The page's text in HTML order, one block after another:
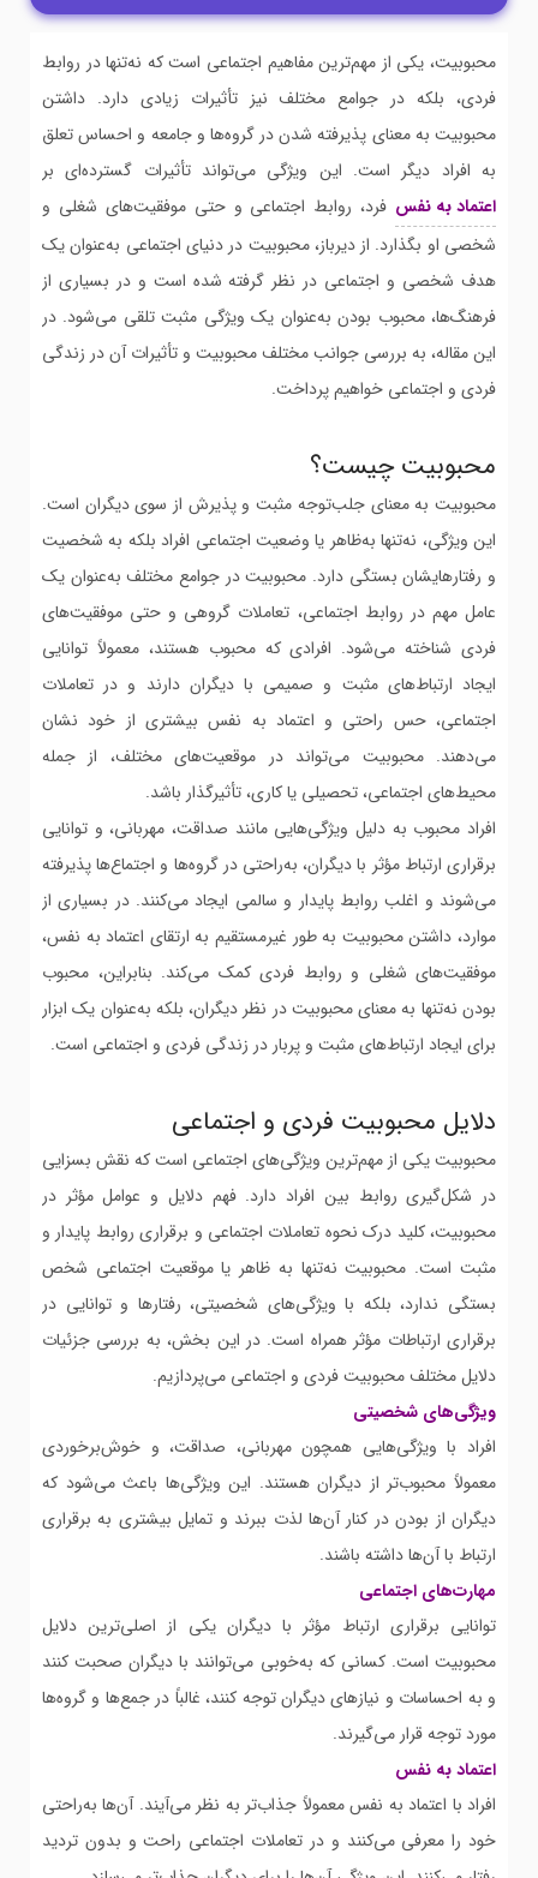
محبوبیت، یکی از مهم‌ترین مفاهیم اجتماعی است که نه‌تنها در روابط
فردی، بلکه در جوامع مختلف نیز تأثیرات زیادی دارد. داشتن
محبوبیت به معنای پذیرفته شدن در گروه‌ها و جامعه و احساس تعلق
به افراد دیگر است. این ویژگی می‌تواند تأثیرات گسترده‌ای بر
اعتماد به نفس فرد، روابط اجتماعی و حتی موفقیت‌های شغلی و
شخصی او بگذارد. از دیرباز، محبوبیت در دنیای اجتماعی به‌عنوان یک
هدف شخصی و اجتماعی در نظر گرفته شده است و در بسیاری از
فرهنگ‌ها، محبوب بودن به‌عنوان یک ویژگی مثبت تلقی می‌شود. در
این مقاله، به بررسی جوانب مختلف محبوبیت و تأثیرات آن در زندگی
فردی و اجتماعی خواهیم پرداخت.
محبوبیت چیست؟
محبوبیت به معنای جلب‌توجه مثبت و پذیرش از سوی دیگران است.
این ویژگی، نه‌تنها به‌ظاهر یا وضعیت اجتماعی افراد بلکه به شخصیت
و رفتارهایشان بستگی دارد. محبوبیت در جوامع مختلف به‌عنوان یک
عامل مهم در روابط اجتماعی، تعاملات گروهی و حتی موفقیت‌های
فردی شناخته می‌شود. افرادی که محبوب هستند، معمولاً توانایی
ایجاد ارتباط‌های مثبت و صمیمی با دیگران دارند و در تعاملات
اجتماعی، حس راحتی و اعتماد به نفس بیشتری از خود نشان
می‌دهند. محبوبیت می‌تواند در موقعیت‌های مختلف، از جمله
محیط‌های اجتماعی، تحصیلی یا کاری، تأثیرگذار باشد.
افراد محبوب به دلیل ویژگی‌هایی مانند صداقت، مهربانی، و توانایی
برقراری ارتباط مؤثر با دیگران، به‌راحتی در گروه‌ها و اجتماع‌ها پذیرفته
می‌شوند و اغلب روابط پایدار و سالمی ایجاد می‌کنند. در بسیاری از
موارد، داشتن محبوبیت به طور غیرمستقیم به ارتقای اعتماد به نفس،
موفقیت‌های شغلی و روابط فردی کمک می‌کند. بنابراین، محبوب
بودن نه‌تنها به معنای محبوبیت در نظر دیگران، بلکه به‌عنوان یک ابزار
برای ایجاد ارتباط‌های مثبت و پربار در زندگی فردی و اجتماعی است.
دلایل محبوبیت فردی و اجتماعی
محبوبیت یکی از مهم‌ترین ویژگی‌های اجتماعی است که نقش بسزایی
در شکل‌گیری روابط بین افراد دارد. فهم دلایل و عوامل مؤثر در
محبوبیت، کلید درک نحوه تعاملات اجتماعی و برقراری روابط پایدار و
مثبت است. محبوبیت نه‌تنها به ظاهر یا موقعیت اجتماعی شخص
بستگی ندارد، بلکه با ویژگی‌های شخصیتی، رفتارها و توانایی در
برقراری ارتباطات مؤثر همراه است. در این بخش، به بررسی جزئیات
دلایل مختلف محبوبیت فردی و اجتماعی می‌پردازیم.
ویژگی‌های شخصیتی
افراد با ویژگی‌هایی همچون مهربانی، صداقت، و خوش‌برخوردی
معمولاً محبوب‌تر از دیگران هستند. این ویژگی‌ها باعث می‌شود که
دیگران از بودن در کنار آن‌ها لذت ببرند و تمایل بیشتری به برقراری
ارتباط با آن‌ها داشته باشند.
مهارت‌های اجتماعی
توانایی برقراری ارتباط مؤثر با دیگران یکی از اصلی‌ترین دلایل
محبوبیت است. کسانی که به‌خوبی می‌توانند با دیگران صحبت کنند
و به احساسات و نیازهای دیگران توجه کنند، غالباً در جمع‌ها و گروه‌ها
مورد توجه قرار می‌گیرند.
اعتماد به نفس
افراد با اعتماد به نفس معمولاً جذاب‌تر به نظر می‌آیند. آن‌ها به‌راحتی
خود را معرفی می‌کنند و در تعاملات اجتماعی راحت و بدون تردید